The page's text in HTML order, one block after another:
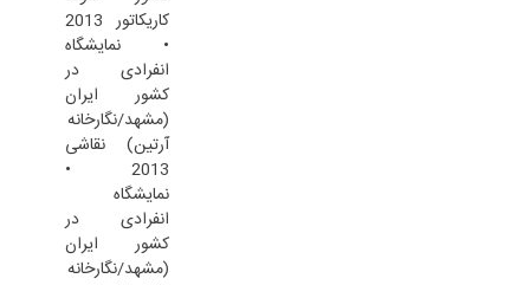
کاریکاتور 2013
• نمایشگاه
انفرادی در
کشور ایران
(مشهد/نگارخانه
آرتین) نقاشی
2013 •
نمایشگاه
انفرادی در
کشور ایران
(مشهد/نگارخانه